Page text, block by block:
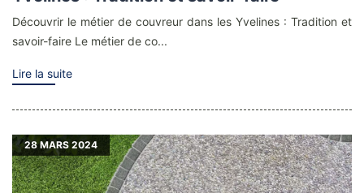
Découvrir le métier de couvreur dans les Yvelines : Tradition et
savoir-faire Le métier de co...
Lire la suite
28MARS 2024